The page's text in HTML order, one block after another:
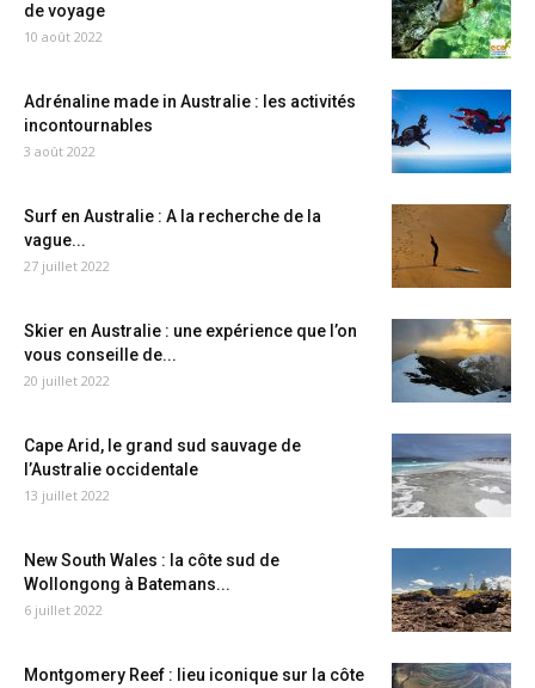
de voyage
10 août 2022
Adrénaline made in Australie : les activités
incontournables
3 août 2022
Surf en Australie : A la recherche de la
vague...
27 juillet 2022
Skier en Australie : une expérience que l’on
vous conseille de...
20 juillet 2022
Cape Arid, le grand sud sauvage de
l’Australie occidentale
13 juillet 2022
New South Wales : la côte sud de
Wollongong à Batemans...
6 juillet 2022
Montgomery Reef : lieu iconique sur la côte